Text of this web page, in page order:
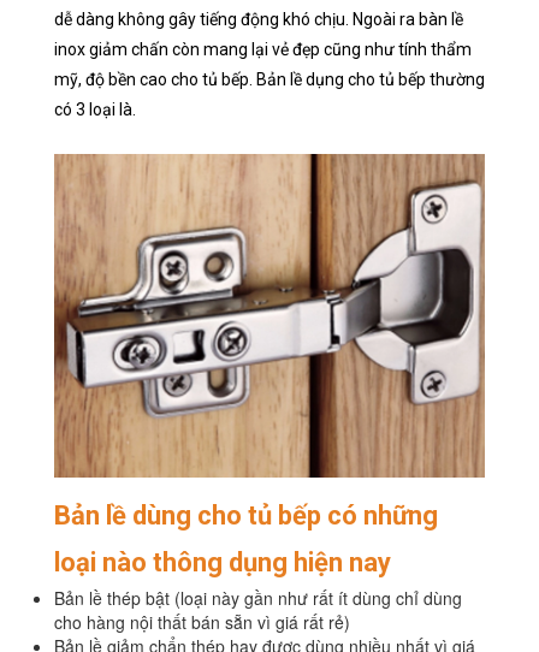
dễ dàng không gây tiếng động khó chịu. Ngoài ra bàn lề
inox giảm chấn còn mang lại vẻ đẹp cũng như tính thẩm
mỹ, độ bền cao cho tủ bếp. Bản lề dụng cho tủ bếp thường
có 3 loại là.
Bản lề dùng cho tủ bếp có những
loại nào thông dụng hiện nay
Bản lề thép bật (loại này gần như rất ít dùng chỉ dùng
cho hàng nội thất bán sẵn vì giá rất rẻ)
Bản lề giảm chẩn thép hay được dùng nhiều nhất vì giá